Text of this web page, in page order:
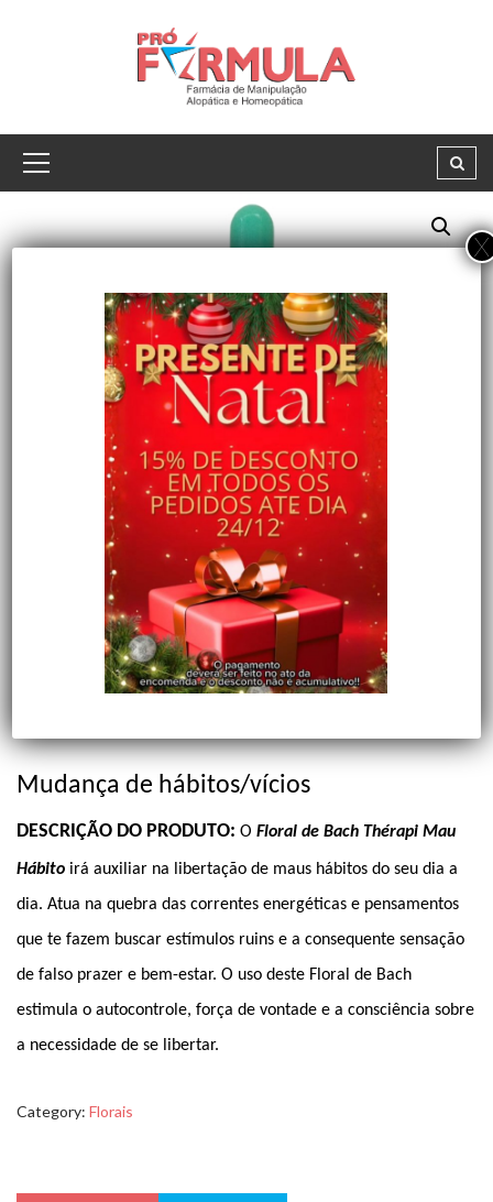
FLORAL MAU-HÁBITO
Mudança de hábitos/vícios
DESCRIÇÃO DO PRODUTO: O Floral de Bach Thérapi Mau
Hábito irá auxiliar na libertação de maus hábitos do seu dia a
dia. Atua na quebra das correntes energéticas e pensamentos
que te fazem buscar estímulos ruins e a consequente sensação
de falso prazer e bem-estar. O uso deste Floral de Bach
estimula o autocontrole, força de vontade e a consciência sobre
a necessidade de se libertar.
Category: Florais